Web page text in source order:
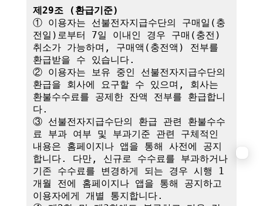
제29조 (환급기준)
① 이용자는 선불전자지급수단의 구매일(충
전일)로부터 7일 이내인 경우 구매(충전)
취소가 가능하며, 구매액(충전액) 전부를
환급받을 수 있습니다.
② 이용자는 보유 중인 선불전자지급수단의
환급을 회사에 요구할 수 있으며, 회사는
환불수수료를 공제한 잔액 전부를 환급합니
다.
③ 선불전자지급수단의 환급 관련 환불수수
료 부과 여부 및 부과기준 관련 구체적인
내용은 홈페이지나 앱을 통해 사전에 공지
합니다. 다만, 신규로 수수료를 부과하거나
기존 수수료를 변경하게 되는 경우 시행 1
개월 전에 홈페이지나 앱을 통해 공지하고
이용자에게 개별 통지합니다.